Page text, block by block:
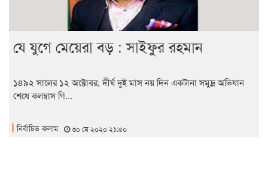
যে যুগে মেয়েরা বড় : সাইফুর রহমান
১৪৯২ সালের ১২ অক্টোবর, দীর্ঘ দুই মাস নয় দিন একটানা সমুদ্র অভিযান
শেষে কলম্বাস গি...
নির্বাচিত কলাম ৩০ মে ২০২০ ২১:৫০